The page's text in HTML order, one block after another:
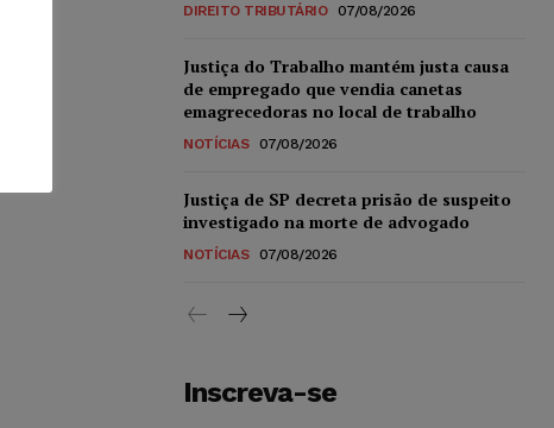
DIREITO TRIBUTÁRIO 07/08/2026
Justiça do Trabalho mantém justa causa
de empregado que vendia canetas
emagrecedoras no local de trabalho
NOTÍCIAS 07/08/2026
Justiça de SP decreta prisão de suspeito
investigado na morte de advogado
NOTÍCIAS 07/08/2026
Inscreva-se